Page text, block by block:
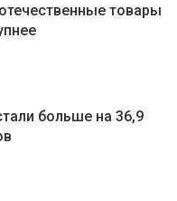
товары
больше на 36,9